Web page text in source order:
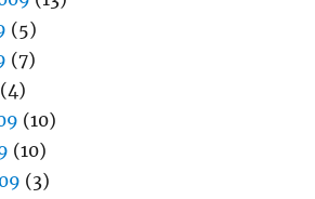
(5)
(7)
(4)
(10)
(10)
(3)